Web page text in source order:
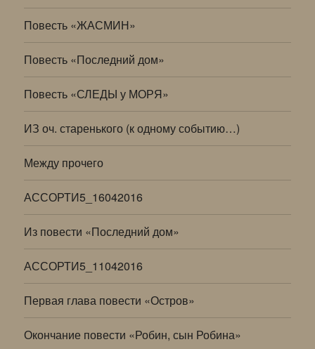
Повесть «ЖАСМИН»
Повесть «Последний дом»
Повесть «СЛЕДЫ у МОРЯ»
ИЗ оч. старенького (к одному событию…)
Между прочего
АССОРТИ5_16042016
Из повести «Последний дом»
АССОРТИ5_11042016
Первая глава повести «Остров»
Окончание повести «Робин, сын Робина»